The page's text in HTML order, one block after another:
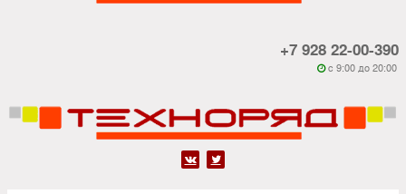
+7 928 22-00-390
 c 9:00 до 20:00
 